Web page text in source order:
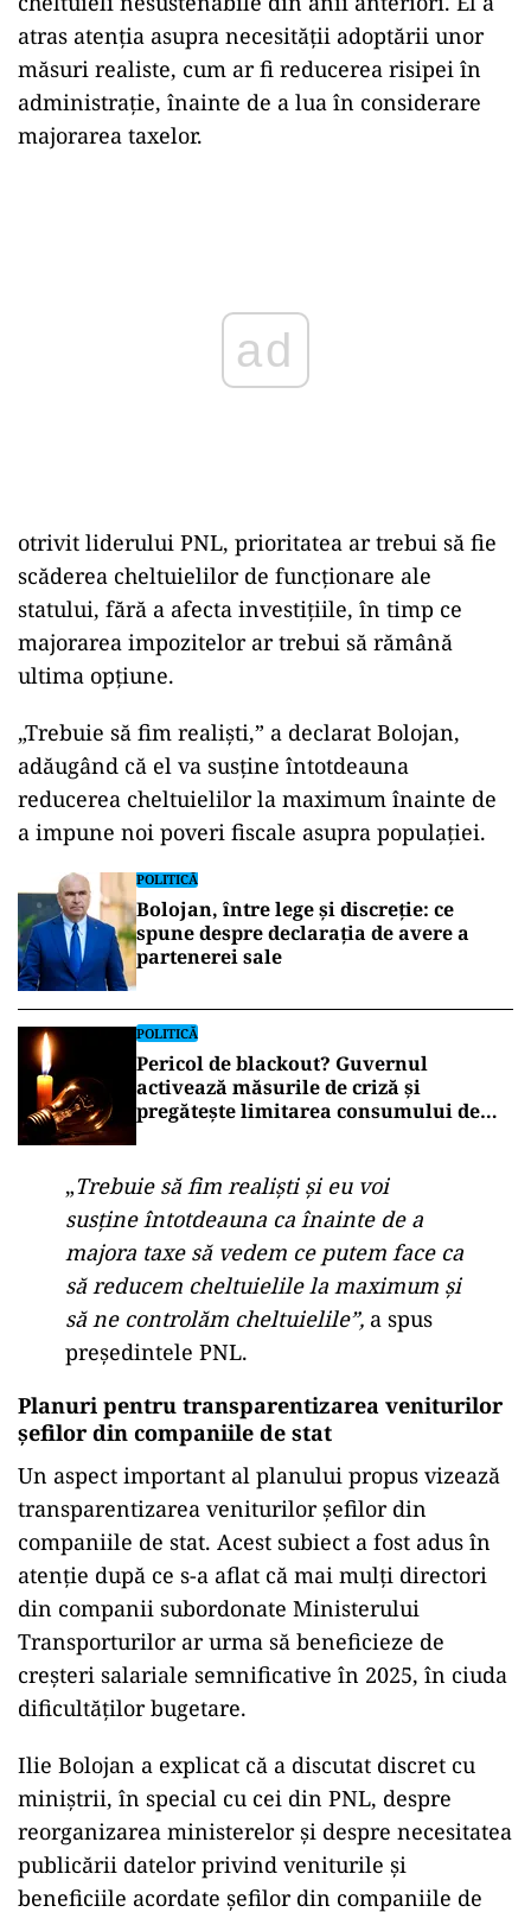
atras atenția asupra necesității adoptării unor
măsuri realiste, cum ar fi reducerea risipei în
administrație, înainte de a lua în considerare
majorarea taxelor.
otrivit liderului PNL, prioritatea ar trebui să fie
scăderea cheltuielilor de funcționare ale
statului, fără a afecta investițiile, în timp ce
majorarea impozitelor ar trebui să rămână
ultima opțiune.
„Trebuie să fim realiști,” a declarat Bolojan,
adăugând că el va susține întotdeauna
reducerea cheltuielilor la maximum înainte de
a impune noi poveri fiscale asupra populației.
POLITICĂ
Bolojan, între lege și discreție: ce
spune despre declarația de avere a
partenerei sale
POLITICĂ
Pericol de blackout? Guvernul
activează măsurile de criză și
pregătește limitarea consumului de
„Trebuie să fim realiști și eu voi
susține întotdeauna ca înainte de a
majora taxe să vedem ce putem face ca
să reducem cheltuielile la maximum și
să ne controlăm cheltuielile”, a spus
președintele PNL.
Planuri pentru transparentizarea veniturilor
șefilor din companiile de stat
Un aspect important al planului propus vizează
transparentizarea veniturilor șefilor din
companiile de stat. Acest subiect a fost adus în
atenție după ce s-a aflat că mai mulți directori
din companii subordonate Ministerului
Transporturilor ar urma să beneficieze de
creșteri salariale semnificative în 2025, în ciuda
dificultăților bugetare.
Ilie Bolojan a explicat că a discutat discret cu
miniștrii, în special cu cei din PNL, despre
reorganizarea ministerelor și despre necesitatea
publicării datelor privind veniturile și
beneficiile acordate șefilor din companiile de